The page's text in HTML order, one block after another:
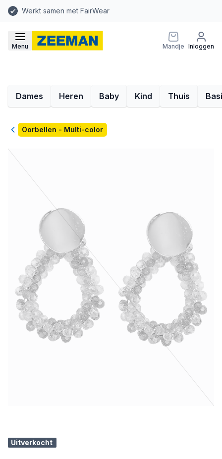
Werkt samen met FairWear
Menu Mandje Inloggen
Dames Heren Baby Kind Thuis
TerugOorbellen - Multi-color
Uitverkocht